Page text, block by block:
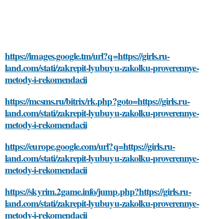
https://images.google.tm/url?q=https://girls.ru-
land.com/stati/zakrepit-lyubuyu-zakolku-proverennye-
metody-i-rekomendacii
https://mcsms.ru/bitrix/rk.php?goto=https://girls.ru-
land.com/stati/zakrepit-lyubuyu-zakolku-proverennye-
metody-i-rekomendacii
https://europe.google.com/url?q=https://girls.ru-
land.com/stati/zakrepit-lyubuyu-zakolku-proverennye-
metody-i-rekomendacii
https://skyrim.2game.info/jump.php?https://girls.ru-
land.com/stati/zakrepit-lyubuyu-zakolku-proverennye-
metody-i-rekomendacii